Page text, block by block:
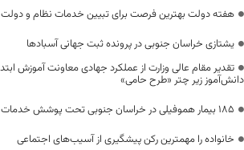
هفته دولت بهترین فرصت برای تبیین خدمات نظام و دولت
یشتازی خراسان جنوبی در پرونده ثبت جهانی آسبادها
دانش‌آموز زیر چتر «طرح حامی»
۱۸۵ بیمار هموفیلی در خراسان جنوبی تحت پوشش خدمات بیمه سلامت قرار دارند
خانواده را مهمترین رکن پیشگیری از آسیب‌های اجتماعی